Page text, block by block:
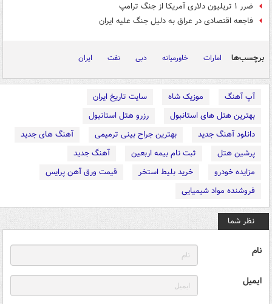
ضرر ۱ تریلیون دلاری آمریکا از جنگ ترامپ
فاجعه اقتصادی در عراق به دلیل جنگ علیه ایران
برچسب‌ها امارات خاورمیانه دبی نفت ایران
آپ آهنگ موزیک شاه
سایت تاریخ ایران
بهترین هتل های استانبول
رزرو هتل استانبول
دانلود آهنگ جدید
بهترین جراح بینی ترمیمی
آهنگ های جدید
پرشین هتل
ثبت نام بیمه اربعین
آهنگ جدید
مزایده خودرو
خرید بلیط استخر
قیمت ورق آهن پرایس
فروشنده مواد شیمیایی
نظر شما
نام
ایمیل